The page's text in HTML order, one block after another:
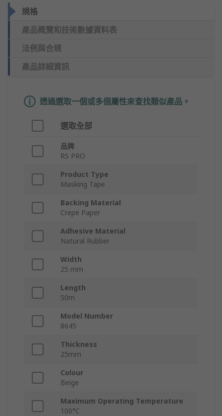
規格
產品概覽和技術數據資料表
法例與合規
產品詳細資訊
透過選取一個或多個屬性來查找類似產品。
選取全部
品牌
RS PRO
Product Type
Masking Tape
Backing Material
Crepe Paper
Adhesive Material
Natural Rubber
Width
25 mm
Length
50m
Model Number
8645
Thickness
25mm
Colour
Beige
Maximum Operating Temperature
100°C